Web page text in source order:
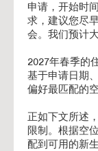
常见问题解答
申请，开始时
求，建议您尽
会。我们预计
2027年春季的
基于申请日期
偏好最匹配的空
正如下文所述
限制。根据空
配到可用的新